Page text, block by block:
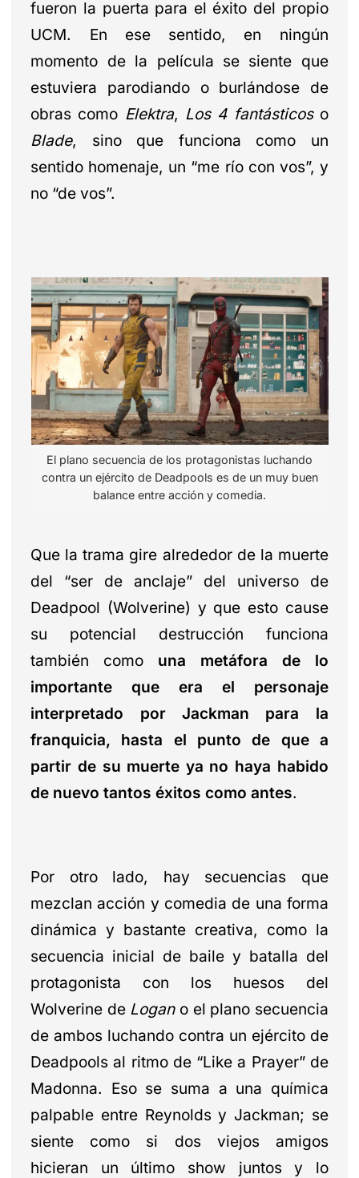
fueron la puerta para el éxito del propio
UCM. En ese sentido, en ningún
momento de la película se siente que
estuviera parodiando o burlándose de
obras como Elektra, Los 4 fantásticoso
Blade, sino que funciona como un
sentido homenaje, un “me río con vos”, y
no “de vos”.
El plano secuencia de los protagonistas luchando
contra un ejército de Deadpools es de un muy buen
balance entre acción y comedia.
Que la trama gire alrededor de la muerte
del “ser de anclaje” del universo de
Deadpool (Wolverine) y que esto cause
su potencial destrucción funciona
también como una metáfora de lo
importante que era el personaje
interpretado por Jackman para la
franquicia, hasta el punto de que a
partir de su muerte ya no haya habido
de nuevo tantos éxitos como antes.
Por otro lado, hay secuencias que
mezclan acción y comedia de una forma
dinámica y bastante creativa, como la
secuencia inicial de baile y batalla del
protagonista con los huesos del
Wolverine de Logan o el plano secuencia
de ambos luchando contra un ejército de
Deadpools al ritmo de “Like a Prayer” de
Madonna. Eso se suma a una química
palpable entre Reynolds y Jackman; se
siente como si dos viejos amigos
hicieran un último show juntos y lo